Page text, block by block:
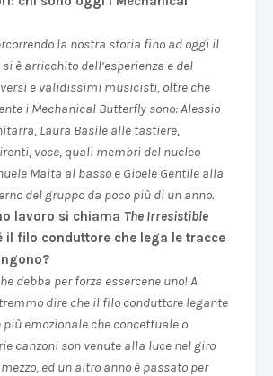
la nostra storia fino ad oggi il
è arricchito dell’esperienza e del
e validissimi musicisti, oltre che
i Mechanical Butterfly sono: Alessio
Laura Basile alle tastiere,
voce, quali membri del nucleo
Maita al basso e Gioele Gentile alla
del gruppo da poco più di un anno.
lavoro si chiama The Irresistible
il filo conduttore che lega le tracce
debba per forza essercene uno! A
dire che il filo conduttore legante
emozionale che concettuale o
canzoni son venute alla luce nel giro
ed un altro anno è passato per